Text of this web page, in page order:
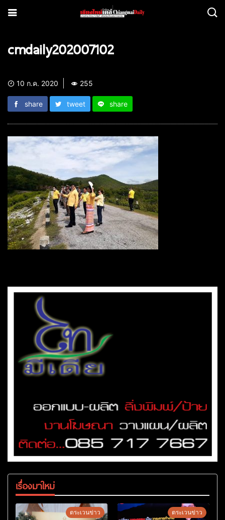
cmdaily202007102
10 ก.ค. 2020 255
share tweet share
เรื่องมาใหม่
ตระเวนข่าว ตระเวนข่าว